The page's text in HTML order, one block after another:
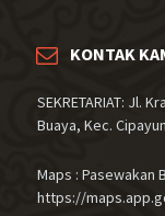
KONTAK
SEKRETARIAT: Jl.
Buaya, Kec.
Maps : Pasewakan
https://